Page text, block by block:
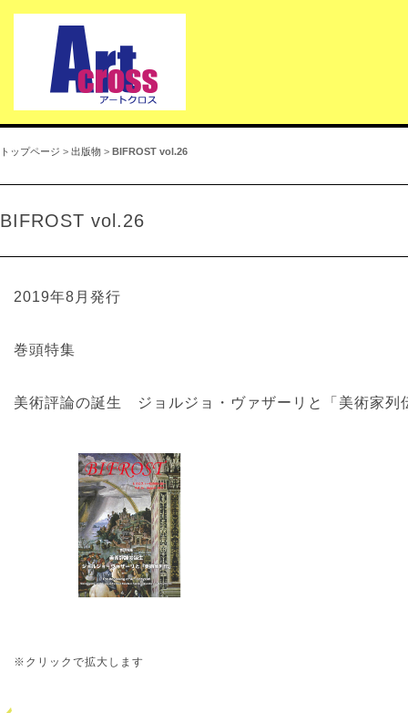
トップページ > 出版物 > BIFROST vol.26
BIFROST vol.26
2019年8月発行
巻頭特集
美術評論の誕生 ジョルジョ・ヴァザーリと「美術家列
※クリックで拡大します